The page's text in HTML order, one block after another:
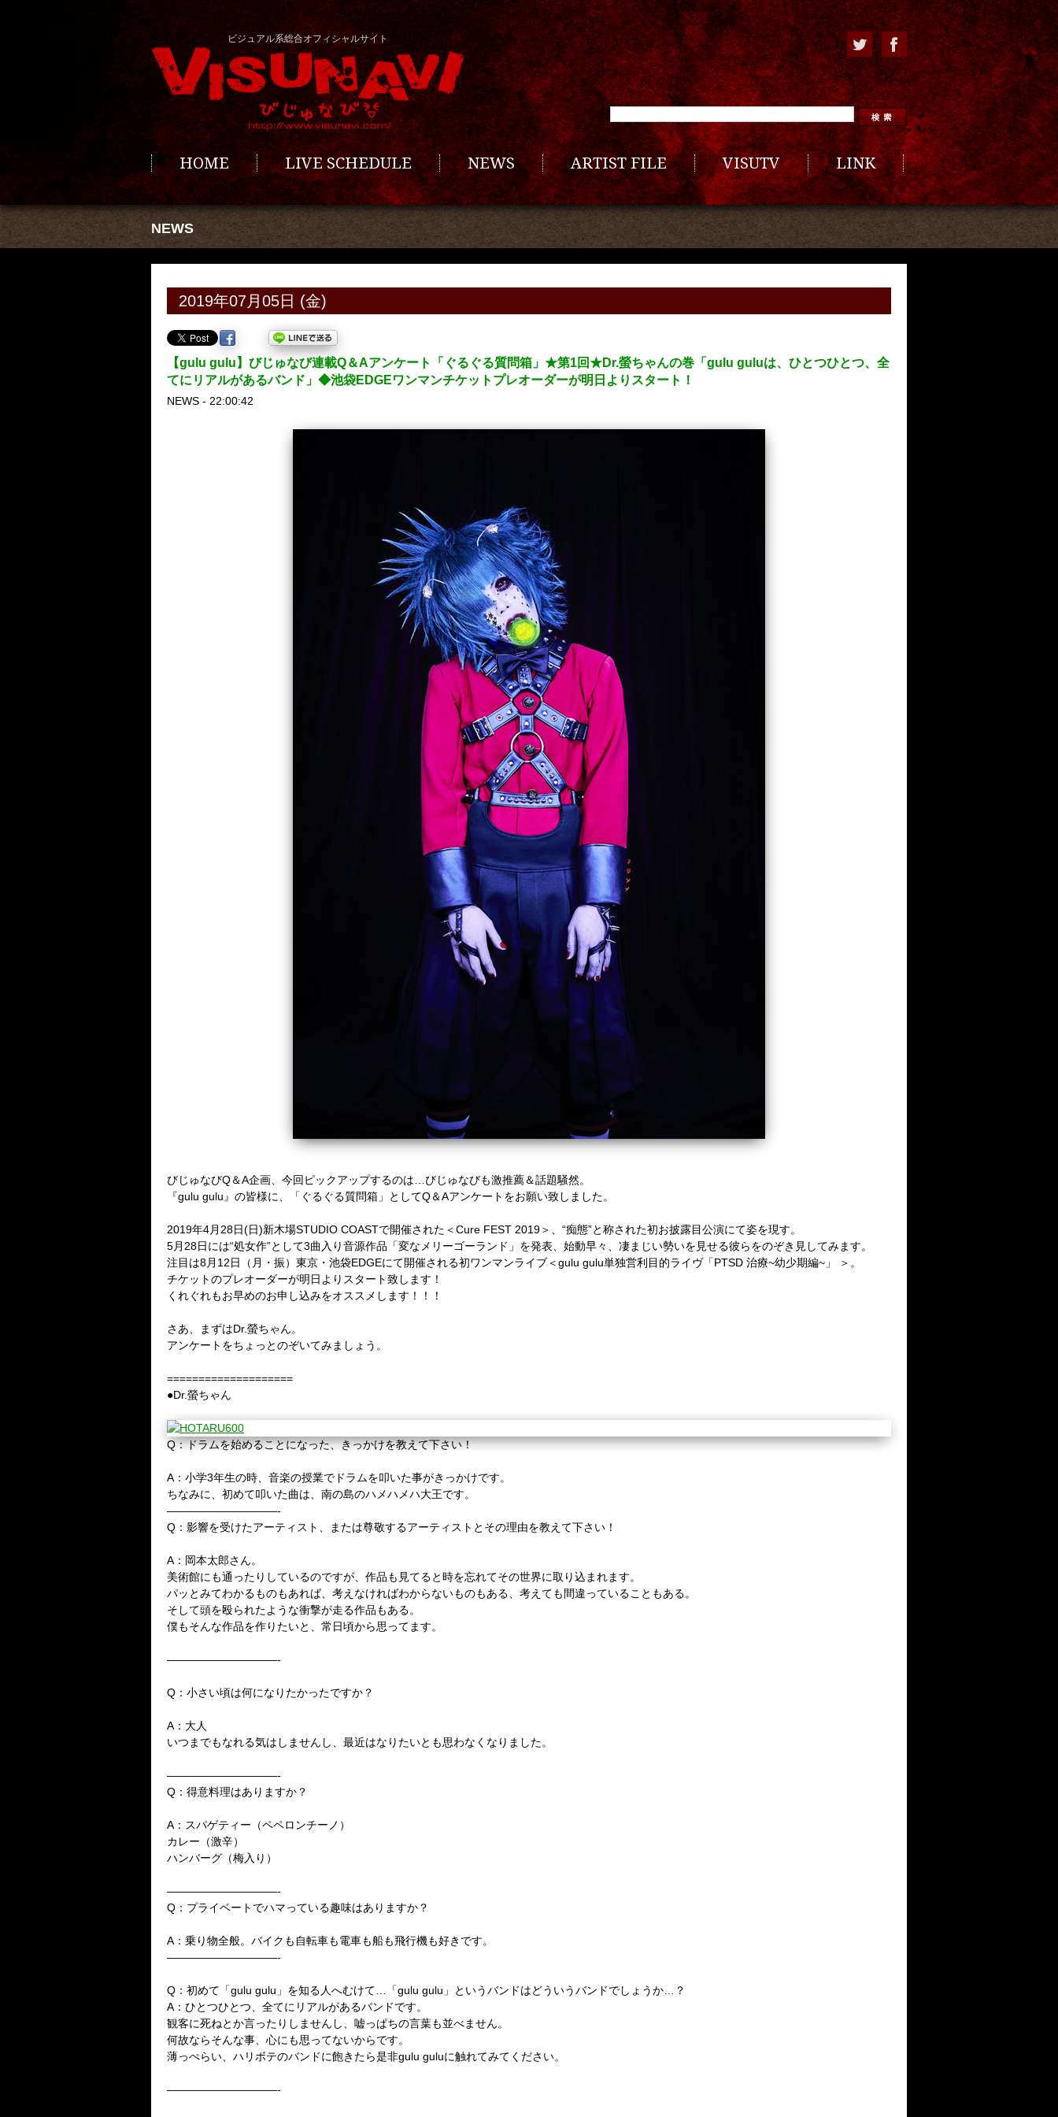
ビジュアル系総合オフィシャルサイト
HOME LIVE SCHEDULE NEWS ARTIST FILE VISUTV LINK
NEWS
2019年07月05日 (金)
【gulu gulu】びじゅなび連載Q＆Aアンケート「ぐるぐる質問箱」★第1回★Dr.螢ちゃんの巻「gulu guluは、ひとつひとつ、全
てにリアルがあるバンド」◆池袋EDGEワンマンチケットプレオーダーが明日よりスタート！
NEWS - 22:00:42
びじゅなびQ＆A企画、今回ピックアップするのは…びじゅなびも激推薦＆話題騒然。
『gulu gulu』の皆様に、「ぐるぐる質問箱」としてQ＆Aアンケートをお願い致しました。
2019年4月28日(日)新木場STUDIO COASTで開催された＜Cure FEST 2019＞、“痴態”と称された初お披露目公演にて姿を現す。
5月28日には“処女作”として3曲入り音源作品「変なメリーゴーランド」を発表、始動早々、凄まじい勢いを見せる彼らをのぞき見してみます。
注目は8月12日（月・振）東京・池袋EDGEにて開催される初ワンマンライブ＜gulu gulu単独営利目的ライヴ「PTSD 治療~幼少期編~」 ＞。
チケットのプレオーダーが明日よりスタート致します！
くれぐれもお早めのお申し込みをオススメします！！！
さあ、まずはDr.螢ちゃん。
アンケートをちょっとのぞいてみましょう。
====================
●Dr.螢ちゃん
Q：ドラムを始めることになった、きっかけを教えて下さい！
A：小学3年生の時、音楽の授業でドラムを叩いた事がきっかけです。
ちなみに、初めて叩いた曲は、南の島のハメハメハ大王です。
——————————-
Q：影響を受けたアーティスト、または尊敬するアーティストとその理由を教えて下さい！
A：岡本太郎さん。
美術館にも通ったりしているのですが、作品も見てると時を忘れてその世界に取り込まれます。
パッとみてわかるものもあれば、考えなければわからないものもある、考えても間違っていることもある。
そして頭を殴られたような衝撃が走る作品もある。
僕もそんな作品を作りたいと、常日頃から思ってます。
——————————-
Q：小さい頃は何になりたかったですか？
A：大人
いつまでもなれる気はしませんし、最近はなりたいとも思わなくなりました。
——————————-
Q：得意料理はありますか？
A：スパゲティー（ペペロンチーノ）
カレー（激辛）
ハンバーグ（梅入り）
——————————-
Q：プライベートでハマっている趣味はありますか？
A：乗り物全般。バイクも自転車も電車も船も飛行機も好きです。
——————————-
Q：初めて「gulu gulu」を知る人へむけて…「gulu gulu」というバンドはどういうバンドでしょうか…？
A：ひとつひとつ、全てにリアルがあるバンドです。
観客に死ねとか言ったりしませんし、嘘っぱちの言葉も並べません。
何故ならそんな事、心にも思ってないからです。
薄っぺらい、ハリボテのバンドに飽きたら是非gulu guluに触れてみてください。
——————————-